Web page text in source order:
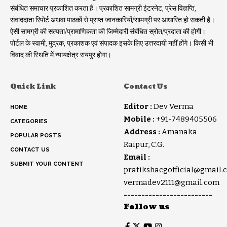
संबंधित समाचार प्रकाशित करता है। प्रकाशित सामग्री इंटरनेट, प्रेस विज्ञप्ति,
संवाददाता रिपोर्ट अथवा पाठकों से प्राप्त जानकारियों/सामग्री पर आधारित हो सकती है।
ऐसी सामग्री की सत्यता/प्रामाणिकता की जिम्मेदारी संबंधित स्रोत/प्रदाता की होगी।
पोर्टल के स्वामी, मुद्रक, प्रकाशक एवं संपादक इसके लिए उत्तरदायी नहीं होंगे। किसी भी
विवाद की स्थिति में न्यायक्षेत्र रायपुर होगा।
Quick Link
HOME
CATEGORIES
POPULAR POSTS
CONTACT US
SUBMIT YOUR CONTENT
Contact Us
Editor : Dev Verma
Mobile : +91-7489405506
Address : Amanaka
Raipur, C.G.
Email :
vermadev2111@gmail.com
-------------------------
Follow us